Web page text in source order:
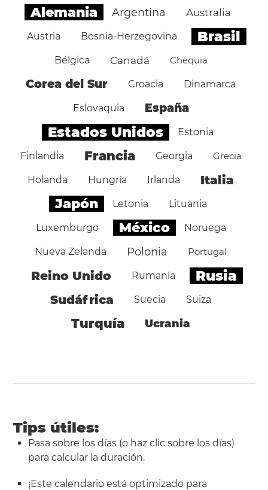
Alemania Argentina Australia
Austria Bosnia-Herzegovina Brasil
Bélgica Canadá Chequia
Corea del Sur Croacia Dinamarca
Eslovaquia España
Estados Unidos Estonia
Finlandia Francia Georgia Grecia
Holanda Hungría Irlanda Italia
Japón Letonia Lituania
Luxemburgo México Noruega
Nueva Zelanda Polonia Portugal
Reino Unido Rumanía Rusia
Sudáfrica Suecia Suiza
Turquía Ucrania
Tips útiles:
Pasa sobre los días (o haz clic sobre los días)
para calcular la duración.
¡Este calendario está optimizado para